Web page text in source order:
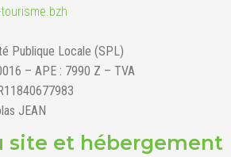
Publique Locale (SPL)
– APE : 7990 Z – TVA
JEAN
site et hébergement